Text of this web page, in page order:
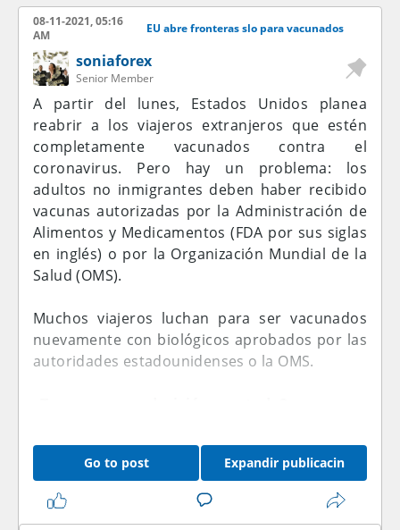
08-11-2021, 05:16
AM
EU abre fronteras slo para vacunados
soniaforex
Senior Member
A partir del lunes, Estados Unidos planea
reabrir a los viajeros extranjeros que estén
completamente vacunados contra el
coronavirus. Pero hay un problema: los
adultos no inmigrantes deben haber recibido
vacunas autorizadas por la Administración de
Alimentos y Medicamentos (FDA por sus siglas
en inglés) o por la Organización Mundial de la
Salud (OMS).
Muchos viajeros luchan para ser vacunados
nuevamente con biológicos aprobados por las
autoridades estadounidenses o la OMS.
Go to post Expandir publicacin